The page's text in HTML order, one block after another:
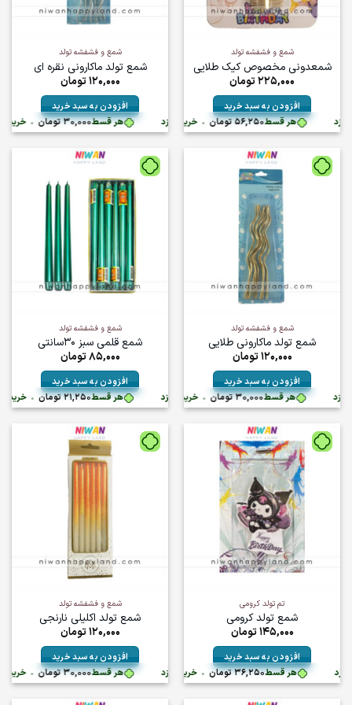
هر قسط56,250تومان • خرید قسطی با ترب‌پی بدون کارمزد
شمع و فشفشه تولد
شمعدونی مخصوص کیک طلایی
225,000تومان
افزودن به سبد خرید
هر قسط30,000تومان • خرید قسطی با تومان خرید قسطی با ترب‌پی بدون کارمزد
شمع و فشفشه تولد
شمع تولد ماکارونی نقره ای
120,000تومان
افزودن به سبد خرید
هر قسط30,000تومان • خرید قسطی با ترب‌پی بدون کارمزد
شمع و فشفشه تولد
شمع تولد ماکارونی طلایی
120,000تومان
افزودن به سبد خرید
هر قسط21,250تومان • خرید قسطی با تومان خرید قسطی با ترب‌پی بدون کارمزد
شمع و فشفشه تولد
شمع قلمی سبز ۳۰سانتی
85,000تومان
افزودن به سبد خرید
هر قسط36,250تومان • خرید قسطی با ترب‌پی بدون کارمزد
تم تولد کرومی
شمع تولد کرومی
145,000تومان
افزودن به سبد خرید
هر قسط30,000تومان • خرید قسطی با تومان خرید قسطی با ترب‌پی بدون کارمزد
شمع و فشفشه تولد
شمع تولد اکلیلی نارنجی
120,000تومان
افزودن به سبد خرید